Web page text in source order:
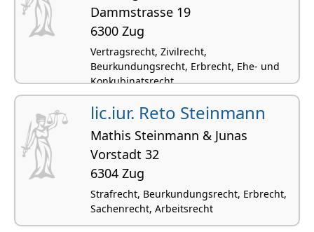
Dammstrasse 19
6300 Zug
Vertragsrecht, Zivilrecht,
Beurkundungsrecht, Erbrecht, Ehe- und
Konkubinatsrecht
lic.iur. Reto Steinmann
Mathis Steinmann & Junas
Vorstadt 32
6304 Zug
Strafrecht, Beurkundungsrecht, Erbrecht,
Sachenrecht, Arbeitsrecht